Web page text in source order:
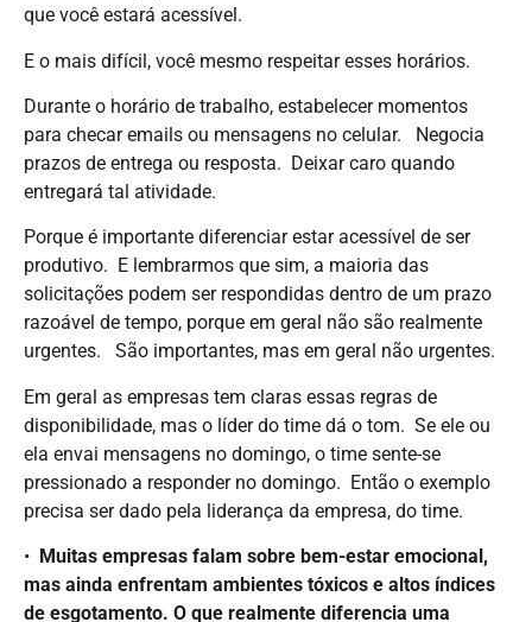
que você estará acessível.
E o mais difícil, você mesmo respeitar esses horários.
Durante o horário de trabalho, estabelecer momentos
para checar emails ou mensagens no celular. Negocia
prazos de entrega ou resposta. Deixar caro quando
entregará tal atividade.
Porque é importante diferenciar estar acessível de ser
produtivo. E lembrarmos que sim, a maioria das
solicitações podem ser respondidas dentro de um prazo
razoável de tempo, porque em geral não são realmente
urgentes. São importantes, mas em geral não urgentes.
Em geral as empresas tem claras essas regras de
disponibilidade, mas o líder do time dá o tom. Se ele ou
ela envai mensagens no domingo, o time sente-se
pressionado a responder no domingo. Então o exemplo
precisa ser dado pela liderança da empresa, do time.
•⁠ ⁠Muitas empresas falam sobre bem-estar emocional,
mas ainda enfrentam ambientes tóxicos e altos índices
de esgotamento. O que realmente diferencia uma